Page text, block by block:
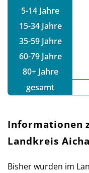
5-14 Jahre
15-34 Jahre
35-59 Jahre
60-79 Jahre
80+ Jahre
gesamt
Informationen
Landkreis
Bisher wurden im